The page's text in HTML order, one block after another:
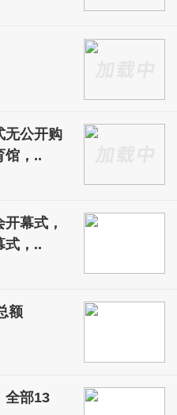
无公开购
馆，..
幕式，
式，..
额
全部13